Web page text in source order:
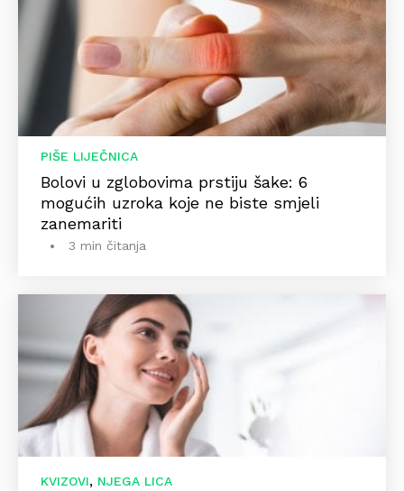
PIŠE LIJEČNICA
Bolovi u zglobovima prstiju šake: 6
mogućih uzroka koje ne biste smjeli
zanemariti
3 min čitanja
KVIZOVI, NJEGA LICA